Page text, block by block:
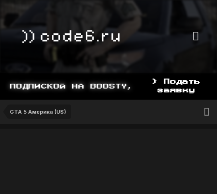
НА BOOSTY, BOOSTY.TO/YDDY
> Подать
заявку
GTA 5 Америка (US)